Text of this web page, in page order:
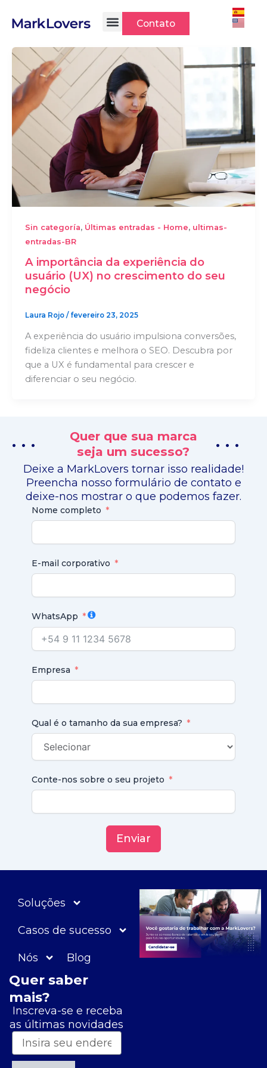
para
conteúdo
Contato
Sin categoría, Últimas entradas - Home, ultimas-
entradas-BR
A importância da experiência do
usuário (UX) no crescimento do seu
negócio
Laura Rojo / fevereiro 23, 2025
A experiência do usuário impulsiona conversões,
fideliza clientes e melhora o SEO. Descubra por
que a UX é fundamental para crescer e
diferenciar o seu negócio.
. . .
Quer que sua marca
seja um sucesso?
. . .
Deixe a MarkLovers tornar isso realidade!
Preencha nosso formulário de contato e
deixe-nos mostrar o que podemos fazer.
Nome completo
E-mail corporativo
WhatsApp
Empresa
Qual é o tamanho da sua empresa?
Conte-nos sobre o seu projeto
Enviar
Soluções
Casos de sucesso
Nós Blog
Quer saber
mais?
Inscreva-se e receba
as últimas novidades